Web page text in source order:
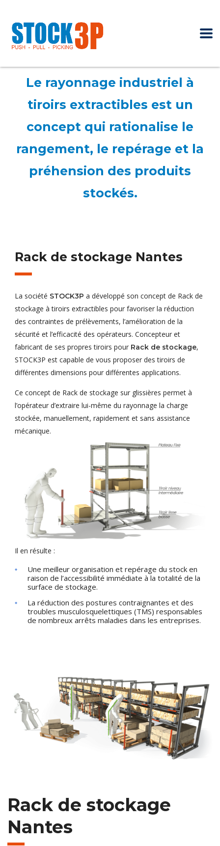
Le rayonnage industriel à
tiroirs extractibles est un
concept qui rationalise le
rangement, le repérage et la
préhension des produits
stockés.
Rack de stockage Nantes
La société STOCK3P a développé son concept de Rack de
stockage à tiroirs extractibles pour favoriser la réduction
des contraintes de prélèvements, l’amélioration de la
sécurité et l’efficacité des opérateurs. Concepteur et
fabricant de ses propres tiroirs pour Rack de stockage,
STOCK3P est capable de vous proposer des tiroirs de
différentes dimensions pour différentes applications.
Ce concept de Rack de stockage sur glissières permet à
l’opérateur d’extraire lui-même du rayonnage la charge
stockée, manuellement, rapidement et sans assistance
mécanique.
Il en résulte :
Une meilleur organisation et repérage du stock en
raison de l’accessibilité immédiate à la totalité de la
surface de stockage.
La réduction des postures contraignantes et des
troubles musculosquelettiques (TMS) responsables
de nombreux arrêts maladies dans les entreprises.
Rack de stockage
Nantes